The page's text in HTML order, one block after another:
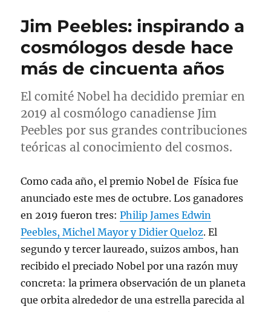
Jim Peebles: inspirando a
cosmólogos desde hace
más de cincuenta años
El comité Nobel ha decidido premiar en
2019 al cosmólogo canadiense Jim
Peebles por sus grandes contribuciones
teóricas al conocimiento del cosmos.
Como cada año, el premio Nobel de Física fue
anunciado este mes de octubre. Los ganadores
en 2019 fueron tres:Philip James Edwin
Peebles, Michel Mayor y Didier Queloz. El
segundo y tercer laureado, suizos ambos, han
recibido el preciado Nobel por una razón muy
concreta: la primera observación de un planeta
que orbita alrededor de una estrella parecida al